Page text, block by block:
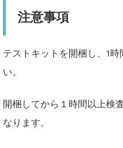
注意事項
テストキットを開梱し、1
い。
開梱してから１時間以上検
なります。